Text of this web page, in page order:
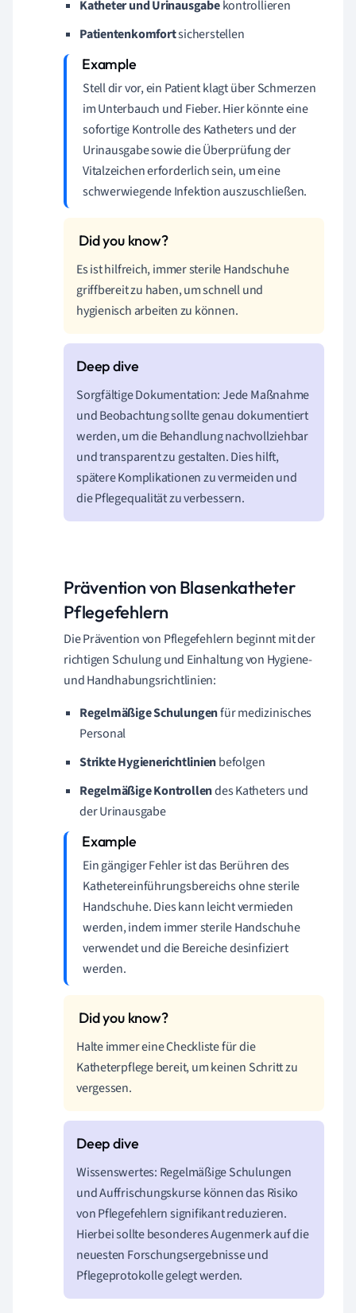
Katheter und Urinausgabekontrollieren
Patientenkomfortsicherstellen
Stell dir vor, ein Patient klagt über Schmerzen
im Unterbauch und Fieber. Hier könnte eine
sofortige Kontrolle des Katheters und der
Urinausgabe sowie die Überprüfung der
Vitalzeichen erforderlich sein, um eine
schwerwiegende Infektion auszuschließen.
Es ist hilfreich, immer sterile Handschuhe
griffbereit zu haben, um schnell und
hygienisch arbeiten zu können.
Sorgfältige Dokumentation: Jede Maßnahme
und Beobachtung sollte genau dokumentiert
werden, um die Behandlung nachvollziehbar
und transparent zu gestalten. Dies hilft,
spätere Komplikationen zu vermeiden und
die Pflegequalität zu verbessern.
Prävention von Blasenkatheter
Pflegefehlern
Die Prävention von Pflegefehlern beginnt mit der
richtigen Schulung und Einhaltung von Hygiene-
und Handhabungsrichtlinien:
Regelmäßige Schulungenfür medizinisches
Personal
Strikte Hygienerichtlinienbefolgen
Regelmäßige Kontrollendes Katheters und
der Urinausgabe
Ein gängiger Fehler ist das Berühren des
Kathetereinführungsbereichs ohne sterile
Handschuhe. Dies kann leicht vermieden
werden, indem immer sterile Handschuhe
verwendet und die Bereiche desinfiziert
werden.
Halte immer eine Checkliste für die
Katheterpflege bereit, um keinen Schritt zu
vergessen.
Wissenswertes: Regelmäßige Schulungen
und Auffrischungskurse können das Risiko
von Pflegefehlern signifikant reduzieren.
Hierbei sollte besonderes Augenmerk auf die
neuesten Forschungsergebnisse und
Pflegeprotokolle gelegt werden.